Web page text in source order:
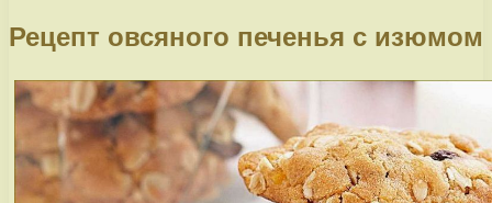
Рецепт овсяного печенья с изюмом